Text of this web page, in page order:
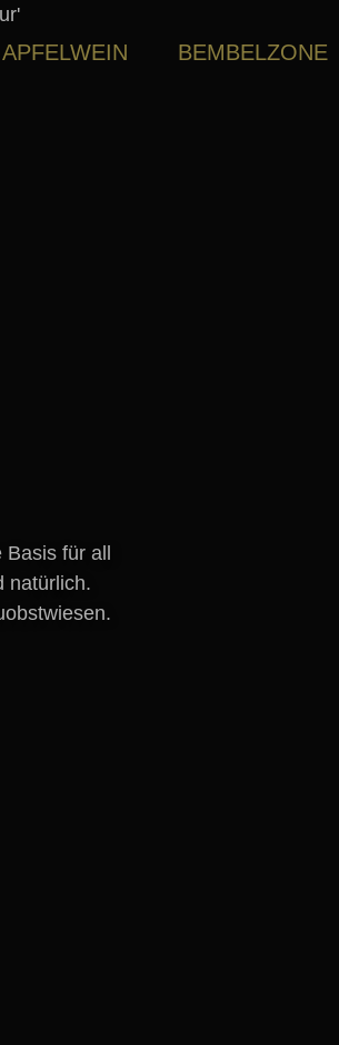
APFELWEIN BEMBELZONE
Basis für all
natürlich.